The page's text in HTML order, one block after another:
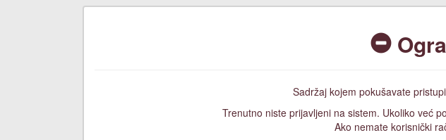
Sadržaj kojem pokušavate
Trenutno niste prijavljeni na sistem. Ukoliko već
Ako nemate korisnički